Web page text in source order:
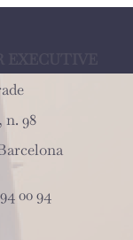
n. 98
00 94